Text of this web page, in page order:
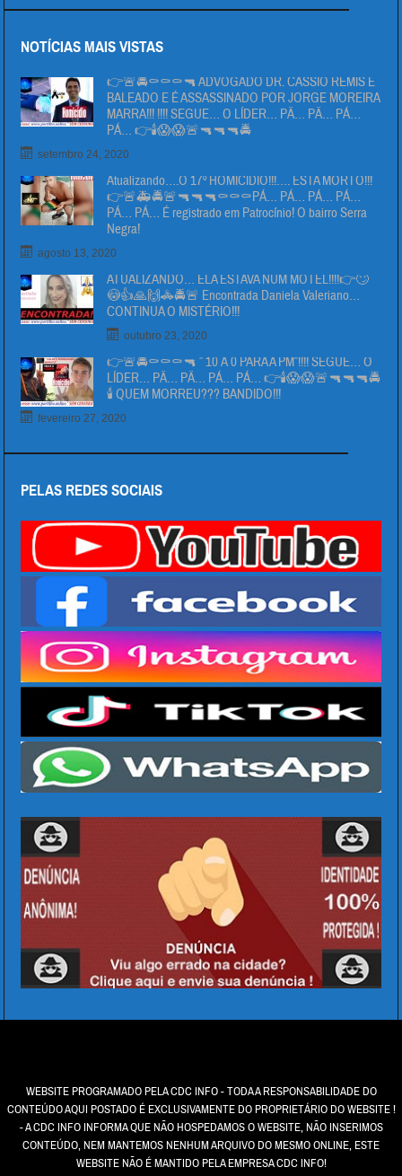
NOTÍCIAS MAIS VISTAS
👉🚨🚔⚰⚰⚰🔫 ADVOGADO DR. CÁSSIO REMIS É
BALEADO E É ASSASSINADO POR JORGE MOREIRA
MARRA!!! !!!! SEGUE… O LÍDER… PÄ… PÄ… PÁ…
PÁ… 👉🕯😱😱🚨🔫🔫🔫🚔
setembro 24, 2020
Atualizando….O 17º HOMICIDIO!!!…. ESTA MORTO!!!
👉🚨🚑🚔🚨🔫🔫🔫⚰⚰⚰PÁ… PÁ… PÁ… PÁ…
PÁ… PÁ… É registrado em Patrocínio! O bairro Serra
Negra!
agosto 13, 2020
ATUALIZANDO… ELA ESTAVA NUM MOTEL!!!!👉🙄
😳👍🙏🙌🚓🚔🚨 Encontrada Daniela Valeriano…
CONTINUA O MISTÉRIO!!!
outubro 23, 2020
👉🚨🚔⚰⚰⚰🔫 ” 10 Á 0 PARA A PM”!!!! SEGUE… O
LÍDER… PÄ… PÄ… PÁ… PÁ… 👉🕯😱😱🚨🔫🔫🔫🚔
🕯 QUEM MORREU??? BANDIDO!!!
fevereiro 27, 2020
PELAS REDES SOCIAIS
WEBSITE PROGRAMADO PELA CDC INFO - TODA A RESPONSABILIDADE DO
CONTEÚDO AQUI POSTADO É EXCLUSIVAMENTE DO PROPRIETÁRIO DO WEBSITE !
- A CDC INFO INFORMA QUE NÃO HOSPEDAMOS O WEBSITE, NÃO INSERIMOS
CONTEÚDO, NEM MANTEMOS NENHUM ARQUIVO DO MESMO ONLINE, ESTE
WEBSITE NÃO É MANTIDO PELA EMPRESA CDC INFO!